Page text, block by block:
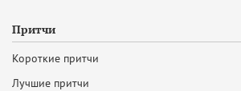
Притчи
Короткие притчи
Лучшие притчи